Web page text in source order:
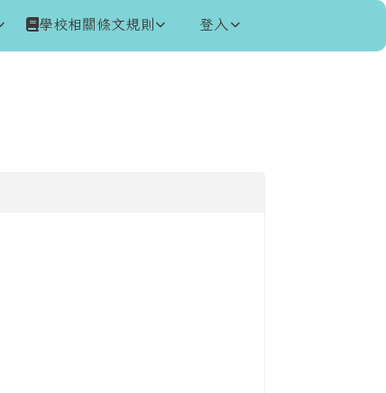
學校相關條文規則 登入